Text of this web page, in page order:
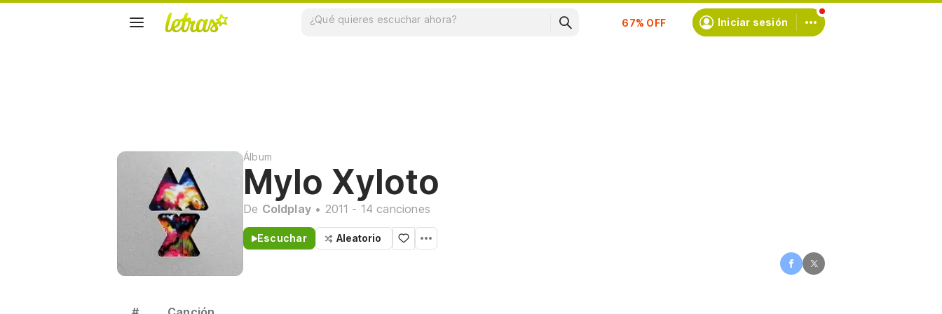
Suscríbete Iniciar sesión
Álbum
Mylo Xyloto
De Coldplay• 2011 - 14 canciones
Escuchar Aleatorio